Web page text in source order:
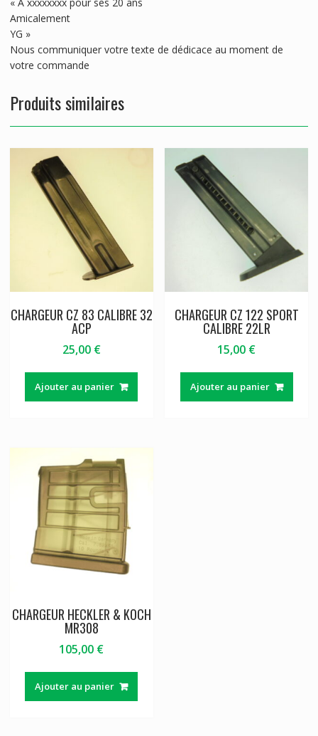
« A xxxxxxxx pour ses 20 ans
Amicalement
YG »
Nous communiquer votre texte de dédicace au moment de
votre commande
Produits similaires
CHARGEUR CZ 83 CALIBRE 32
ACP
25,00 €
Ajouter au panier
CHARGEUR CZ 122 SPORT
CALIBRE 22LR
15,00 €
Ajouter au panier
CHARGEUR HECKLER & KOCH
MR308
105,00 €
Ajouter au panier